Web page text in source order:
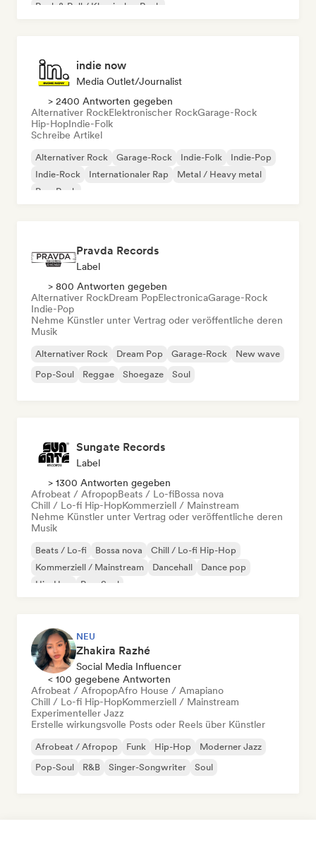
Rock & Roll / Klassischer Rock
indie now
Media Outlet/Journalist
> 2400 Antworten gegeben
Alternativer RockElektronischer RockGarage-Rock
Hip-HopIndie-Folk
Schreibe Artikel
Alternativer Rock Garage-Rock Indie-Folk
Indie-Pop
Indie-Rock
Internationaler Rap
Metal / Heavy metal
Pop-Rock
Pravda Records
Label
> 800 Antworten gegeben
Alternativer RockDream PopElectronicaGarage-Rock
Indie-Pop
Nehme Künstler unter Vertrag oder veröffentliche deren
Musik
Alternativer Rock Dream Pop Garage-Rock
New wave
Pop-Soul
Reggae Shoegaze Soul
Sungate Records
Label
> 1300 Antworten gegeben
Afrobeat / AfropopBeats / Lo-fiBossa nova
Chill / Lo-fi Hip-HopKommerziell / Mainstream
Nehme Künstler unter Vertrag oder veröffentliche deren
Musik
Beats / Lo-fi Bossa nova
Chill / Lo-fi Hip-Hop
Kommerziell / Mainstream
Dancehall
Dance pop
Hip-Hop
Pop-Soul
NEU
Zhakira Razhé
Social Media Influencer
< 100 gegebene Antworten
Afrobeat / AfropopAfro House / Amapiano
Chill / Lo-fi Hip-HopKommerziell / Mainstream
Experimenteller Jazz
Erstelle wirkungsvolle Posts oder Reels über Künstler
Afrobeat / Afropop Funk Hip-Hop
Moderner Jazz
Pop-Soul
R&B Singer-Songwriter Soul